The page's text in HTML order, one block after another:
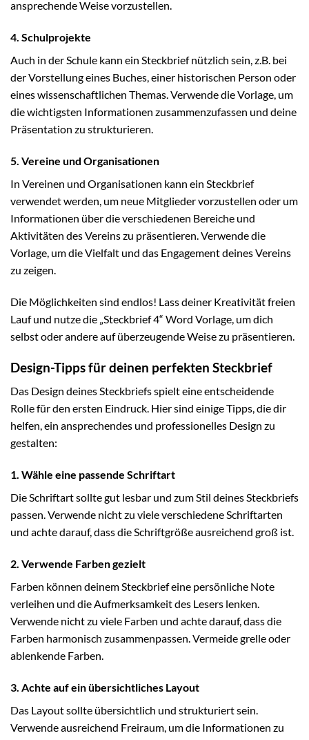
ansprechende Weise vorzustellen.
4. Schulprojekte
Auch in der Schule kann ein Steckbrief nützlich sein, z.B. bei
der Vorstellung eines Buches, einer historischen Person oder
eines wissenschaftlichen Themas. Verwende die Vorlage, um
die wichtigsten Informationen zusammenzufassen und deine
Präsentation zu strukturieren.
5. Vereine und Organisationen
In Vereinen und Organisationen kann ein Steckbrief
verwendet werden, um neue Mitglieder vorzustellen oder um
Informationen über die verschiedenen Bereiche und
Aktivitäten des Vereins zu präsentieren. Verwende die
Vorlage, um die Vielfalt und das Engagement deines Vereins
zu zeigen.
Die Möglichkeiten sind endlos! Lass deiner Kreativität freien
Lauf und nutze die „Steckbrief 4“ Word Vorlage, um dich
selbst oder andere auf überzeugende Weise zu präsentieren.
Design-Tipps für deinen perfekten Steckbrief
Das Design deines Steckbriefs spielt eine entscheidende
Rolle für den ersten Eindruck. Hier sind einige Tipps, die dir
helfen, ein ansprechendes und professionelles Design zu
gestalten:
1. Wähle eine passende Schriftart
Die Schriftart sollte gut lesbar und zum Stil deines Steckbriefs
passen. Verwende nicht zu viele verschiedene Schriftarten
und achte darauf, dass die Schriftgröße ausreichend groß ist.
2. Verwende Farben gezielt
Farben können deinem Steckbrief eine persönliche Note
verleihen und die Aufmerksamkeit des Lesers lenken.
Verwende nicht zu viele Farben und achte darauf, dass die
Farben harmonisch zusammenpassen. Vermeide grelle oder
ablenkende Farben.
3. Achte auf ein übersichtliches Layout
Das Layout sollte übersichtlich und strukturiert sein.
Verwende ausreichend Freiraum, um die Informationen zu